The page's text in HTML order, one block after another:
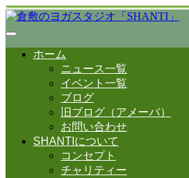
ホーム
ニュース一覧
イベント一覧
ブログ
旧ブログ（アメーバ）
お問い合わせ
SHANTIについて
コンセプト
チャリティー